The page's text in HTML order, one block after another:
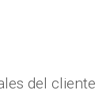
del cliente